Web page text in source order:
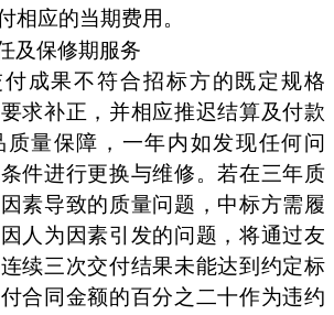
相应的当期费用。
及保修期服务
成果不符合招标方的既定规格
求补正，并相应推迟结算及付款
质量保障，一年内如发现任何问
件进行更换与维修。若在三年质
素导致的质量问题，中标方需履
人为因素引发的问题，将通过友
续三次交付结果未能达到约定标
合同金额的百分之二十作为违约